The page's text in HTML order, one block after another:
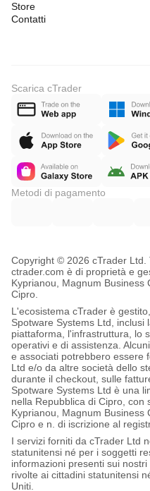
Store
Contatti
Scarica cTrader
Metodi di pagamento
Copyright © 2026 cTrader Ltd.
ctrader.com è di proprietà e
Kyprianou, Magnum Business
Cipro.
L'ecosistema cTrader è
Spotware Systems Ltd, inclusi
piattaforma, l'infrastruttura, lo
operativi e di assistenza.
e associati potrebbero essere
Ltd e/o da altre società dello
durante il checkout, sulle
Spotware Systems Ltd è una
nella Repubblica di Cipro, con
Kyprianou, Magnum Business
Cipro e n. di iscrizione al
I servizi forniti da cTrader Ltd
statunitensi né per i soggetti
informazioni presenti sui
rivolte ai cittadini statunitensi
Uniti.